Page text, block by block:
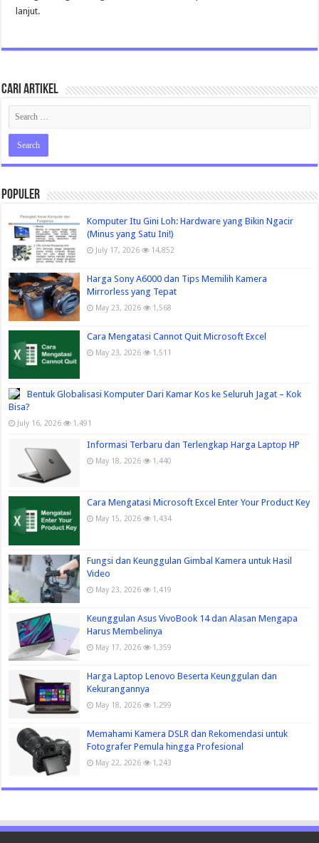
lanjut.
Cari Artikel
Populer
Komputer Itu Gini Loh: Hardware yang Bikin Ngacir
(Minus yang Satu Ini!)
July 17, 2026 14,852
Harga Sony A6000 dan Tips Memilih Kamera
Mirrorless yang Tepat
May 23, 2026 1,568
Cara Mengatasi Cannot Quit Microsoft Excel
May 23, 2026 1,511
Bentuk Globalisasi Komputer Dari Kamar Kos ke Seluruh Jagat – Kok
Bisa?
July 16, 2026 1,491
Informasi Terbaru dan Terlengkap Harga Laptop HP
May 18, 2026 1,440
Cara Mengatasi Microsoft Excel Enter Your Product Key
May 15, 2026 1,434
Fungsi dan Keunggulan Gimbal Kamera untuk Hasil
Video
May 23, 2026 1,419
Keunggulan Asus VivoBook 14 dan Alasan Mengapa
Harus Membelinya
May 17, 2026 1,359
Harga Laptop Lenovo Beserta Keunggulan dan
Kekurangannya
May 18, 2026 1,299
Memahami Kamera DSLR dan Rekomendasi untuk
Fotografer Pemula hingga Profesional
May 22, 2026 1,243